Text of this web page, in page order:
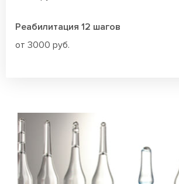
Реабилитация 12 шагов
от 3000 руб.